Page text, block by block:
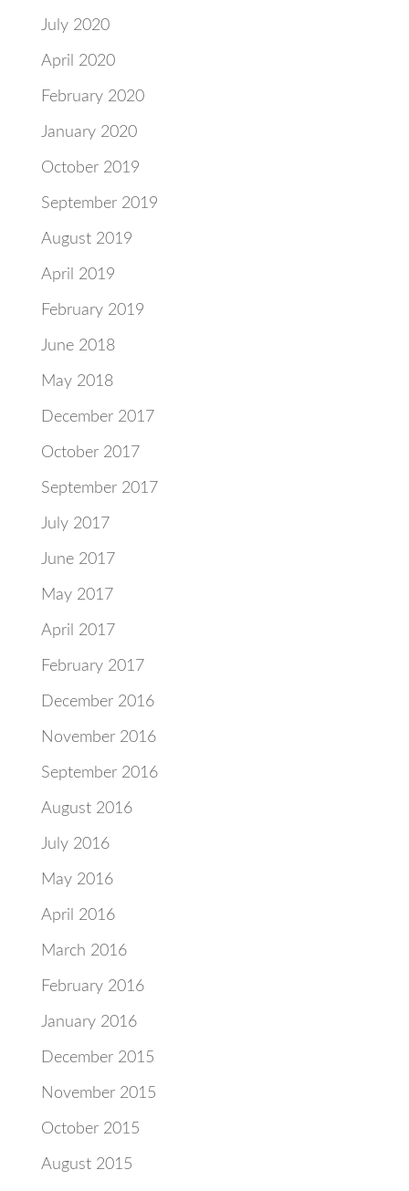
July 2020
April 2020
February 2020
January 2020
October 2019
September 2019
August 2019
April 2019
February 2019
June 2018
May 2018
December 2017
October 2017
September 2017
July 2017
June 2017
May 2017
April 2017
February 2017
December 2016
November 2016
September 2016
August 2016
July 2016
May 2016
April 2016
March 2016
February 2016
January 2016
December 2015
November 2015
October 2015
August 2015